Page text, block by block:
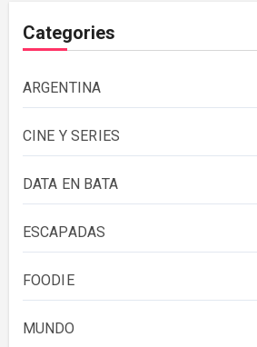
Categories
ARGENTINA
CINE Y SERIES
DATA EN BATA
ESCAPADAS
FOODIE
MUNDO